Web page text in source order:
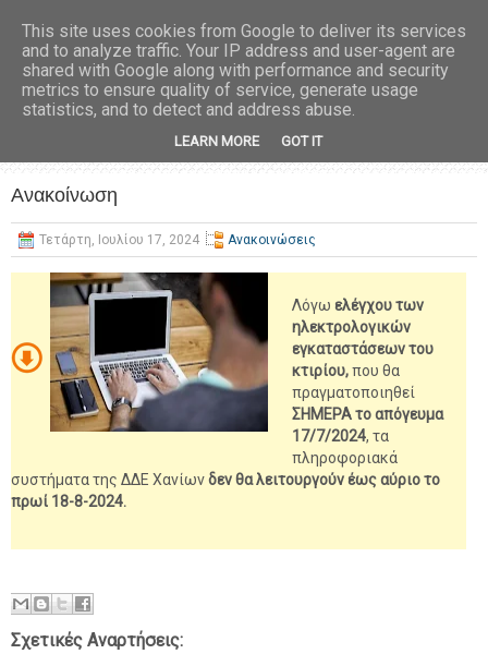
Ανακοίνωση
Τετάρτη, Ιουλίου 17, 2024 Ανακοινώσεις
Λόγω ελέγχου των
ηλεκτρολογικών
εγκαταστάσεων του
κτιρίου,που θα
πραγματοποιηθεί
ΣΗΜΕΡΑ το απόγευμα
17/7/2024, τα
πληροφοριακά
συστήματα της ΔΔΕ Χανίωνδεν θα λειτουργούν έως αύριο το
πρωί 18-8-2024.
Σχετικές Αναρτήσεις:
This site uses cookies from Google to deliver its services
and to analyze traffic. Your IP address and user-agent are
shared with Google along with performance and security
metrics to ensure quality of service, generate usage
statistics, and to detect and address abuse.
LEARN MORE GOT IT